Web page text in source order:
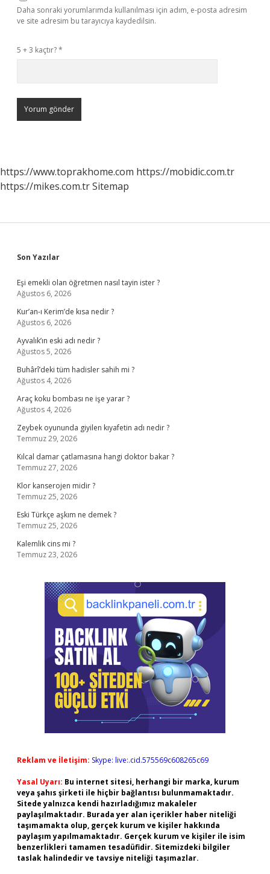
Daha sonraki yorumlarımda kullanılması için adım, e-posta adresim
ve site adresim bu tarayıcıya kaydedilsin.
5 + 3 kaçtır?*
https://www.toprakhome.com https://mobidic.com.tr
https://mikes.com.trSitemap
Sidebar
Son Yazılar
Eşi emekli olan öğretmen nasıl tayin ister ?
Ağustos 6, 2026
Kur’an-ı Kerim’de kısa nedir ?
Ağustos 6, 2026
Ayvalık’ın eski adı nedir ?
Ağustos 5, 2026
Buhârî’deki tüm hadisler sahih mi ?
Ağustos 4, 2026
Araç koku bombası ne işe yarar ?
Ağustos 4, 2026
Zeybek oyununda giyilen kıyafetin adı nedir ?
Temmuz 29, 2026
Kılcal damar çatlamasına hangi doktor bakar ?
Temmuz 27, 2026
Klor kanserojen midir ?
Temmuz 25, 2026
Eski Türkçe aşkım ne demek ?
Temmuz 25, 2026
Kalemlik cins mi ?
Temmuz 23, 2026
Reklam ve İletişim: Skype: live:.cid.575569c608265c69
Yasal Uyarı: Bu internet sitesi, herhangi bir marka, kurum
veya şahıs şirketi ile hiçbir bağlantısı bulunmamaktadır.
Sitede yalnızca kendi hazırladığımız makaleler
paylaşılmaktadır. Burada yer alan içerikler haber niteliği
taşımamakta olup, gerçek kurum ve kişiler hakkında
paylaşım yapılmamaktadır. Gerçek kurum ve kişiler ile isim
benzerlikleri tamamen tesadüfidir. Sitemizdeki bilgiler
taslak halindedir ve tavsiye niteliği taşımazlar.